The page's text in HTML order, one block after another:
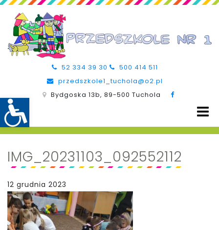
52 334 39 30
500 414 511
przedszkole1_tuchola@o2.pl
Bydgoska 13b, 89-500 Tuchola
IMG_20231103_092552112
12 grudnia 2023